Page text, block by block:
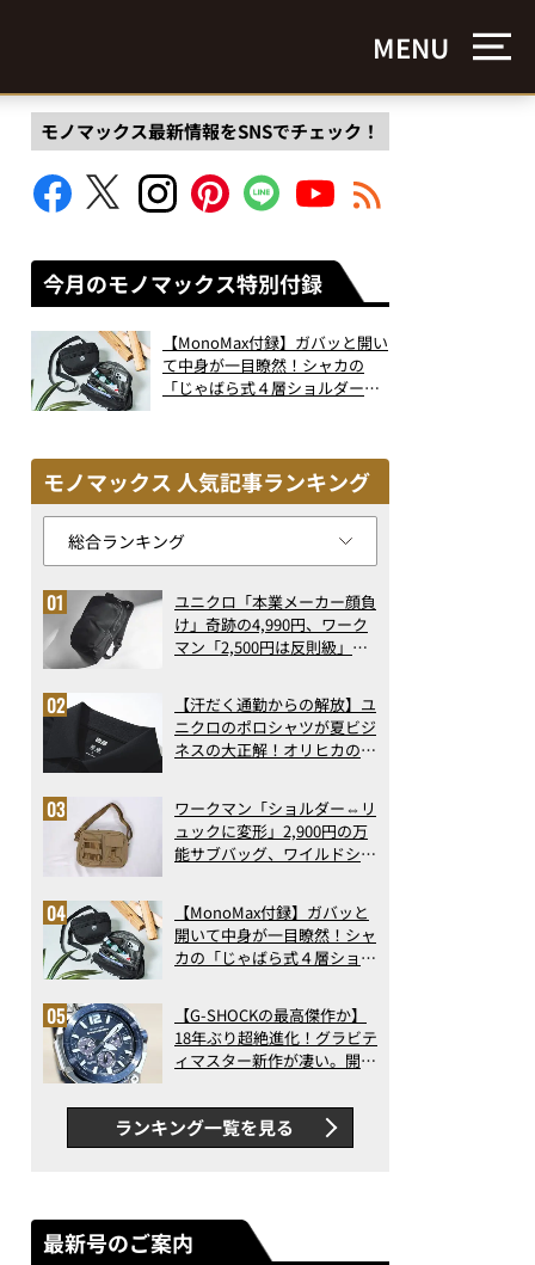
MENU
バックプリントTEE」のバックスタイル
モノマックス最新情報をSNSでチェック！
今月のモノマックス特別付録
【MonoMax付録】ガバッと開い
て中身が一目瞭然！シャカの
「じゃばら式４層ショルダーバ
モノマックス 人気記事ランキング
ユニクロ「本業メーカー顔負
け」奇跡の4,990円、ワーク
マン「2,500円は反則級」凄
ト3】（2026年6月版）
【汗だく通勤からの解放】ユ
ニクロのポロシャツが夏ビジ
ネスの大正解！オリヒカの透
アの実力
ワークマン「ショルダー⇔リ
ュックに変形」2,900円の万
能サブバッグ、ワイルドシン
記事ランキングベスト3】
（2026年6月版）
【MonoMax付録】ガバッと
開いて中身が一目瞭然！シャ
カの「じゃばら式４層ショル
った！
【G-SHOCKの最高傑作か】
18年ぶり超絶進化！グラビテ
ィマスター新作が凄い。開発
新ムーブメントの衝撃
ランキング一覧を見る
最新号のご案内